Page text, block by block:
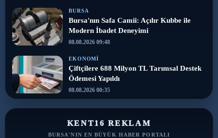
BURSA
Bursa'nın Safa Camii: Açılır Kubbe ile
Modern İbadet Deneyimi
08.08.2026 09:48
EKONOMI
Çiftçilere 688 Milyon TL Tarımsal Destek
Ödemesi Yapıldı
08.08.2026 00:35
KENT16 REKLAM
BURSA'NIN EN BÜYÜK HABER PORTALI